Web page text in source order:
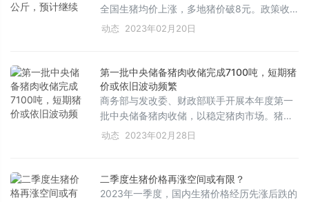
全国生猪均价上涨，多地猪价破8元。政策收
储启动，养殖端挺价情绪增强，出栏压力减
入库意愿受价格影响趋于谨慎。猪价预计在政
策收储与市场供需之间波动，短期内上升，但
长期看可能进入调整行情。
动态 2023年02月20日
第一批中央储备猪肉收储完成7100吨，短期猪
价或依旧波动频繁
商务部与发改委、财政部联手开展本年度第一
批中央储备猪肉收储，以稳定猪肉市场。猪价
短期内预计将继续波动，受终端市场和政策影
情防控策略。点击链接获取更多养猪人学习资
料。
动态 2023年02月28日
二季度生猪价格再涨空间或有限？
2023年一季度，国内生猪价格经历先涨后跌的